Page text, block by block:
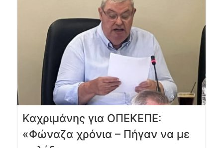
Καχριμάνης για ΟΠΕΚΕΠΕ:
«Φώναζα χρόνια – Πήγαν να με